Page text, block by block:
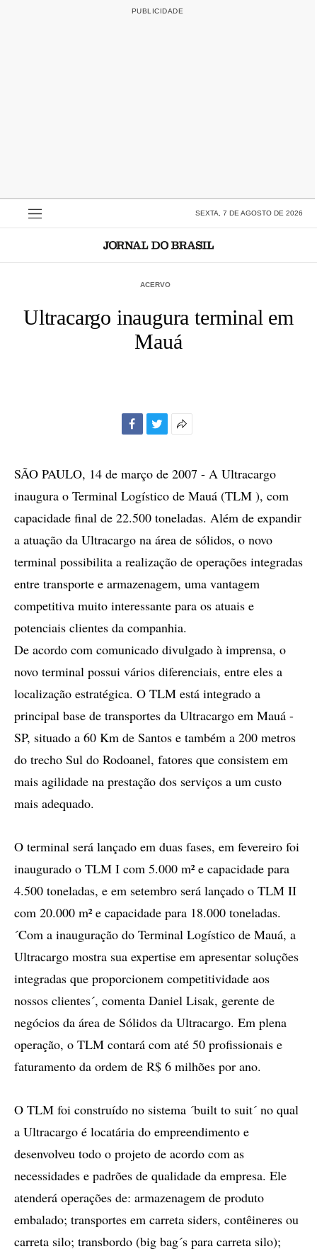
SEXTA, 7 DE AGOSTO DE 2026
ACERVO
Ultracargo inaugura terminal em
Mauá
compartilhamento
SÃO PAULO, 14 de março de 2007 - A Ultracargo
inaugura o Terminal Logístico de Mauá (TLM ), com
capacidade final de 22.500 toneladas. Além de expandir
a atuação da Ultracargo na área de sólidos, o novo
terminal possibilita a realização de operações integradas
entre transporte e armazenagem, uma vantagem
competitiva muito interessante para os atuais e
potenciais clientes da companhia.
De acordo com comunicado divulgado à imprensa, o
novo terminal possui vários diferenciais, entre eles a
localização estratégica. O TLM está integrado a
principal base de transportes da Ultracargo em Mauá -
SP, situado a 60 Km de Santos e também a 200 metros
do trecho Sul do Rodoanel, fatores que consistem em
mais agilidade na prestação dos serviços a um custo
mais adequado.
O terminal será lançado em duas fases, em fevereiro foi
inaugurado o TLM I com 5.000 m² e capacidade para
4.500 toneladas, e em setembro será lançado o TLM II
com 20.000 m² e capacidade para 18.000 toneladas.
´Com a inauguração do Terminal Logístico de Mauá, a
Ultracargo mostra sua expertise em apresentar soluções
integradas que proporcionem competitividade aos
nossos clientes´, comenta Daniel Lisak, gerente de
negócios da área de Sólidos da Ultracargo. Em plena
operação, o TLM contará com até 50 profissionais e
faturamento da ordem de R$ 6 milhões por ano.
O TLM foi construído no sistema ´built to suit´ no qual
a Ultracargo é locatária do empreendimento e
desenvolveu todo o projeto de acordo com as
necessidades e padrões de qualidade da empresa. Ele
atenderá operações de: armazenagem de produto
embalado; transportes em carreta siders, contêineres ou
carreta silo; transbordo (big bag´s para carreta silo);